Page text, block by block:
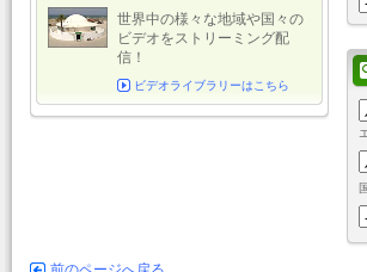
世界中の様々な地域や国々の
ビデオをストリーミング配
信！
ビデオライブラリーはこちら